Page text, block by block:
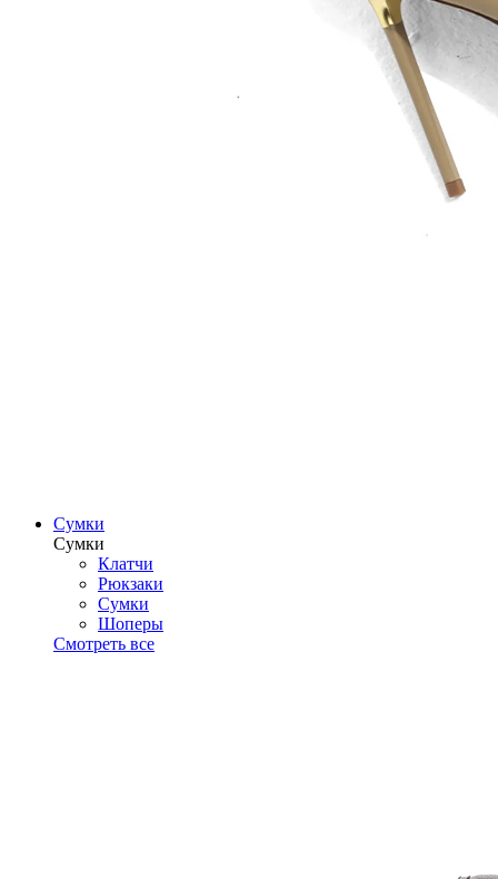
Сумки
Сумки
Клатчи
Рюкзаки
Сумки
Шоперы
Смотреть все